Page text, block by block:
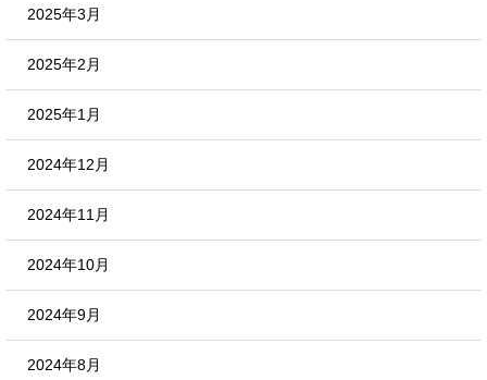
2025年3月
2025年2月
2025年1月
2024年12月
2024年11月
2024年10月
2024年9月
2024年8月